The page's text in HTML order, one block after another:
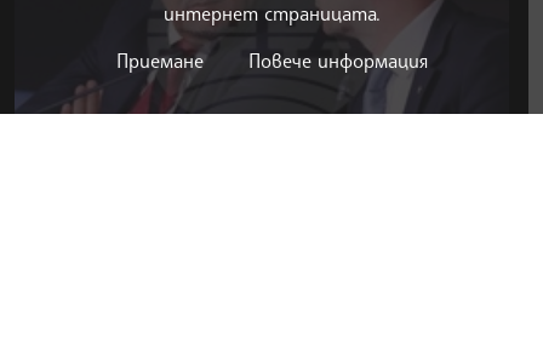
интернет страницата.
Приемане
Повече информация